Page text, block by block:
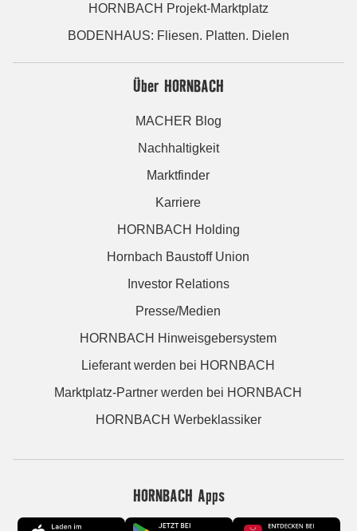
HORNBACH Projekt-Marktplatz
BODENHAUS: Fliesen. Platten. Dielen
Über HORNBACH
MACHER Blog
Nachhaltigkeit
Marktfinder
Karriere
HORNBACH Holding
Hornbach Baustoff Union
Investor Relations
Presse/Medien
HORNBACH Hinweisgebersystem
Lieferant werden bei HORNBACH
Marktplatz-Partner werden bei HORNBACH
HORNBACH Werbeklassiker
HORNBACH Apps